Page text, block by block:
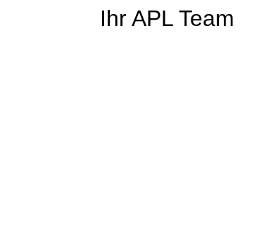
Ihr APL Team